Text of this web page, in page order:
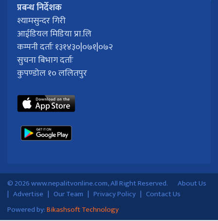
प्रबन्ध निर्देशक
श्यामसुन्दर गिरी
आईडियल मिडिया प्रा.लि
कम्पनी दर्ताः १३१४३०|०७१|०७२
सुचना बिभाग दर्ताः
कुपण्डोल १० ललितपुर
© 2026 www.nepalitvonline.com, All Right Reserved. About Us
| Advertise | Our Team | Privacy Policy | Contact Us
Powered by:Bikashsoft Technology